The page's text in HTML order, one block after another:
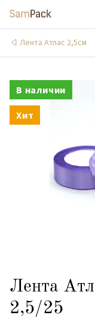
Лента Атлас 2,5см
В наличии
Хит
Лента
2,5/25